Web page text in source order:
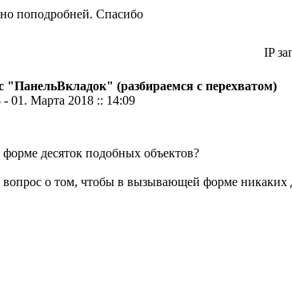
поподробней. Спасибо
IP
"ПанельВкладок" (разбираемся с перехватом)
- 01. Марта 2018 :: 14:09
десяток подобных объектов?
о том, чтобы в вызывающей форме никаких